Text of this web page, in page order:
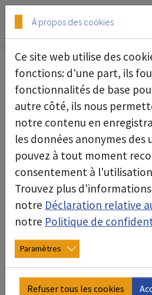
Skip to main content
Skip to page footer
Extracteur green dec
À propos des cookies
Ce site web utilise des
fonctions: d'une part, ils
fonctionnalités de base
autre côté, ils nous
notre contenu en
les données anonymes des
pouvez à tout moment
consentement à
Trouvez plus
notre Déclaration relative
notre Politique de
Paramètres
Refuser tous les cookies